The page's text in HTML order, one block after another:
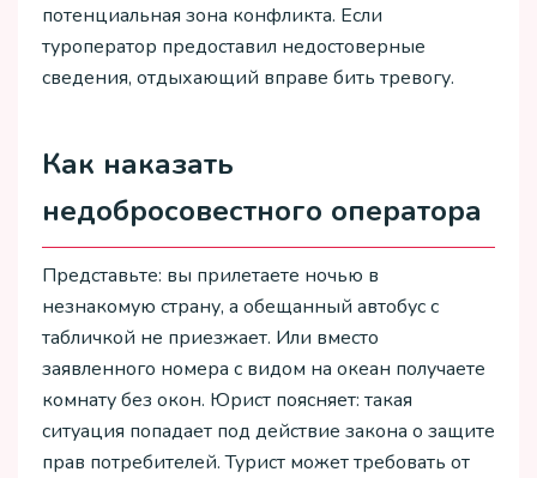
потенциальная зона конфликта. Если
туроператор предоставил недостоверные
сведения, отдыхающий вправе бить тревогу.
Как наказать
недобросовестного оператора
Представьте: вы прилетаете ночью в
незнакомую страну, а обещанный автобус с
табличкой не приезжает. Или вместо
заявленного номера с видом на океан получаете
комнату без окон. Юрист поясняет: такая
ситуация попадает под действие закона о защите
прав потребителей. Турист может требовать от